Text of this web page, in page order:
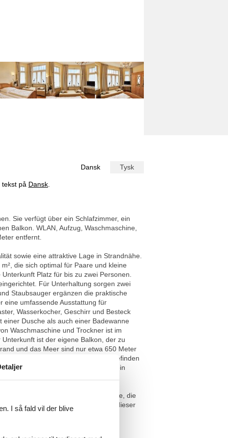
Dansk Tysk
på Dansk
Sie verfügt über ein Schlafzimmer, ein
Balkon. WLAN, Aufzug, Waschmaschine,
entfernt.
sowie eine attraktive Lage in Strandnähe.
die sich optimal für Paare und kleine
Platz für bis zu zwei Personen.
Für Unterhaltung sorgen zwei
Staubsauger ergänzen die praktische
eine umfassende Ausstattung für
Wasserkocher, Geschirr und Besteck
Dusche als auch einer Badewanne
Waschmaschine und Trockner ist im
ist der eigene Balkon, der zu
und das Meer sind nur etwa 650 Meter
etwa 350 Metern, Restaurants befinden
die mit dem Auto anreisen, steht ein
ist als Nichtraucherobjekt
das Ambiente der Unterkunft
als auch für Geschäftsreisende, die
und genießen Sie die Vorzüge dieser
I så fald vil der blive